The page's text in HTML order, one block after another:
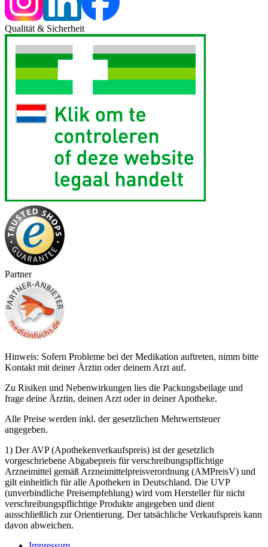
Qualität & Sicherheit
Partner
Hinweis: Sofern Probleme bei der Medikation auftreten, nimm bitte
Kontakt mit deiner Ärztin oder deinem Arzt auf.
Zu Risiken und Nebenwirkungen lies die Packungsbeilage und
frage deine Ärztin, deinen Arzt oder in deiner Apotheke.
Alle Preise werden inkl. der gesetzlichen Mehrwertsteuer
angegeben.
1) Der AVP (Apothekenverkaufspreis) ist der gesetzlich
vorgeschriebene Abgabepreis für verschreibungspflichtige
Arzneimittel gemäß Arzneimittelpreisverordnung (AMPreisV) und
gilt einheitlich für alle Apotheken in Deutschland. Die UVP
(unverbindliche Preisempfehlung) wird vom Hersteller für nicht
verschreibungspflichtige Produkte angegeben und dient
ausschließlich zur Orientierung. Der tatsächliche Verkaufspreis kann
davon abweichen.